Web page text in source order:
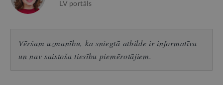
LV portāls
Vēršam uzmanību, ka sniegtā atbilde ir informatīva
un nav saistoša tiesību piemērotājiem.